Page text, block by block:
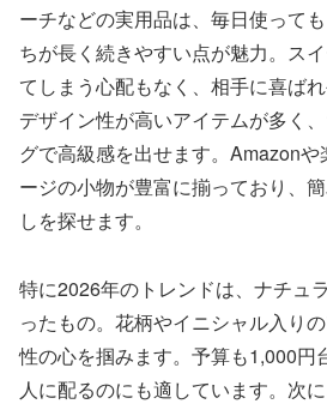
ーチなどの実用品は、毎日使って
ちが長く続きやすい点が魅力。ス
てしまう心配もなく、相手に喜ばれ
デザイン性が高いアイテムが多く
グで高級感を出せます。Amazon
ージの小物が豊富に揃っており、
しを探せます。
特に2026年のトレンドは、ナチュ
ったもの。花柄やイニシャル入り
性の心を掴みます。予算も1,000円
人に配るのにも適しています。次